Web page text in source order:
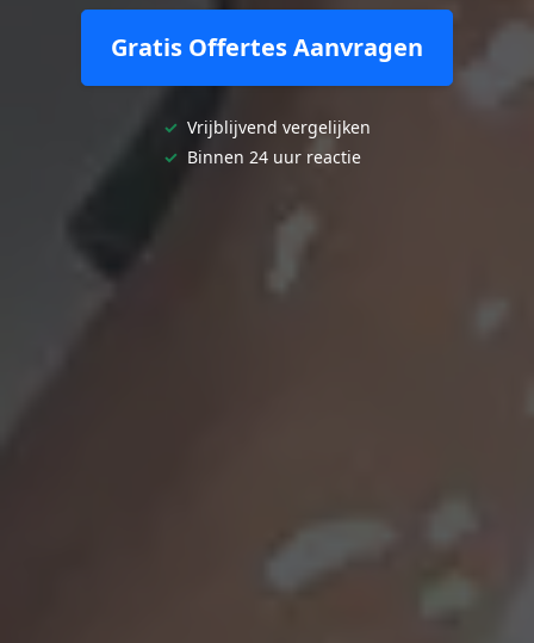
Gratis Offertes Aanvragen
✓ Vrijblijvend vergelijken
✓ Binnen 24 uur reactie